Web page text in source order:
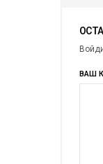
ВАШ